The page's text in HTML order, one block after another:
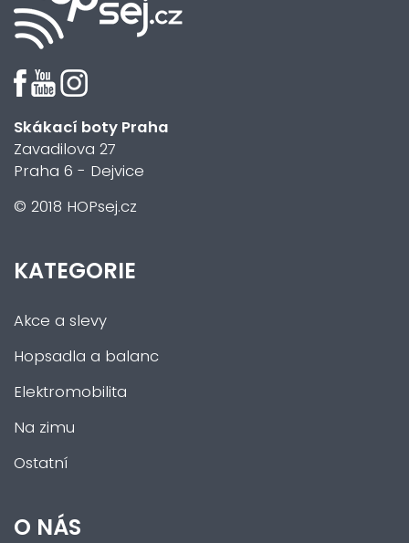
Skákací boty Praha
Zavadilova 27
Praha 6 - Dejvice
© 2018 HOPsej.cz
KATEGORIE
Akce a slevy
Hopsadla a balanc
Elektromobilita
Na zimu
Ostatní
O NÁS